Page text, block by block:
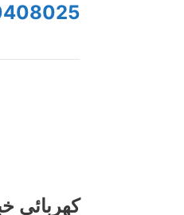
كهربائى